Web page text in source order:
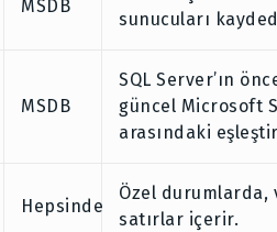
MSDB
sunucuları
MSDB
SQL Server’ın
güncel Microsoft
arasındaki
Hepsinde
Özel durumlarda,
satırlar içerir.